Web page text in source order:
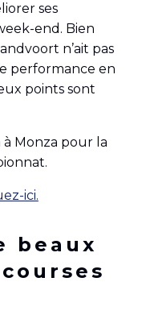
ses
end. Bien
n’ait pas
performance en
points sont
Monza pour la
ici.
beaux